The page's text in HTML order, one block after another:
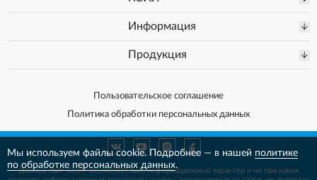
Информация
Продукция
Пользовательское соглашение
Политика обработки персональных данных
Данный сайт носит исключительно информационный характер и ни при каких
Мы используем файлы cookie. Подробнее — в нашей политике
по обработке персональных данных.